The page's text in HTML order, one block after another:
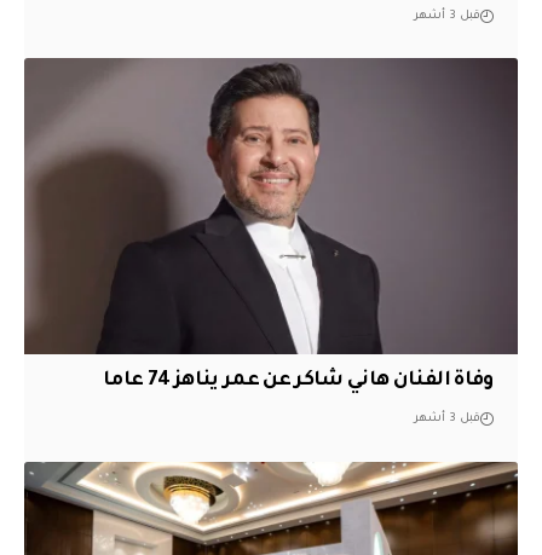
قبل 3 أشهر
وفاة الفنان هاني شاكر عن عمر يناهز 74 عاما
قبل 3 أشهر